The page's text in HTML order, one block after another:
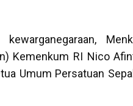
Kemenkum RI Nico
Umum Persatuan